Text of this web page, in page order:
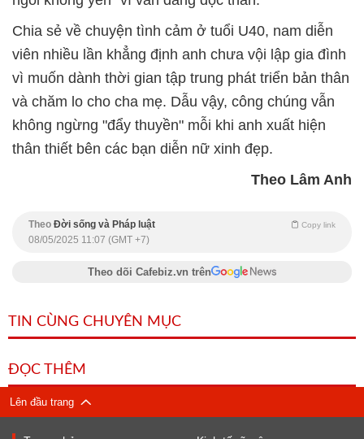
Chia sẻ về chuyện tình cảm ở tuổi U40, nam diễn
viên nhiều lần khẳng định anh chưa vội lập gia đình
vì muốn dành thời gian tập trung phát triển bản thân
và chăm lo cho cha mẹ. Dẫu vậy, công chúng vẫn
không ngừng "đẩy thuyền" mỗi khi anh xuất hiện
thân thiết bên các bạn diễn nữ xinh đẹp.
Theo Lâm Anh
Theo Đời sống và Pháp luật Copy link
08/05/2025 11:07 (GMT +7)
Theo dõi Cafebiz.vn trên
TIN CÙNG CHUYÊN MỤC
ĐỌC THÊM
Lên đầu trang